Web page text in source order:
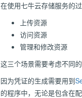
在使用七牛云存储服务的
上传资源
访问资源
管理和修改资源
这三个场景需要考虑不同
因为凭证的生成需要用到
的程序中，无论是包含在